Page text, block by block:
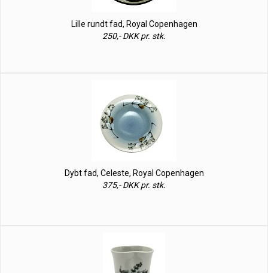
Lille rundt fad, Royal Copenhagen
250,- DKK pr. stk.
Dybt fad, Celeste, Royal Copenhagen
375,- DKK pr. stk.